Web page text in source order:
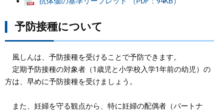
予防接種について
風しんは、予防接種を受けることで予防できます。
定期予防接種の対象者（1歳児と小学校入学1年前の幼児）の
方は、早めに予防接種を受けましょう。
また、妊婦を守る観点から、特に妊婦の配偶者（パートナ